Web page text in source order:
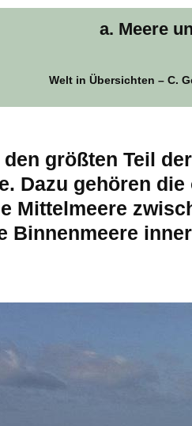
a. Meere
Welt in Übersichten – C.
größten Teil
Dazu gehören
Mittelmeere
Binnenmeere